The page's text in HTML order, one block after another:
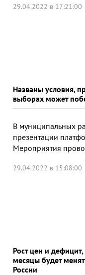
29.04.2022 в 17:21:00
Названы условия,
выборах может
В муниципальных
презентации
Мероприятия
29.04.2022 в 15:08:00
Рост цен и
месяцы будет
России